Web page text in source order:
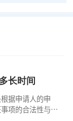
长时间
据申请人的申
项的合法性与真